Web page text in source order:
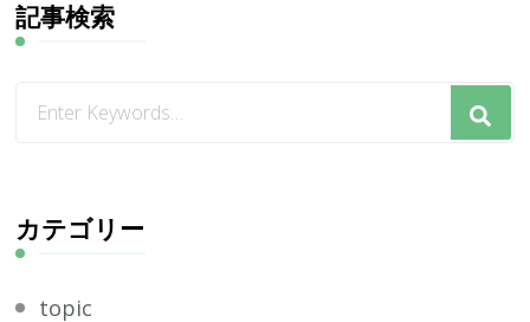
記事検索
探
し
カテゴリー
topic